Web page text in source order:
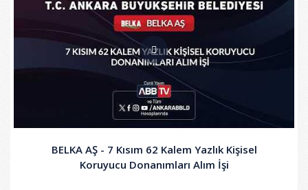
BELKA AŞ - 7 Kısım 62 Kalem Yazlık Kişisel
Koruyucu Donanımları Alım İşi